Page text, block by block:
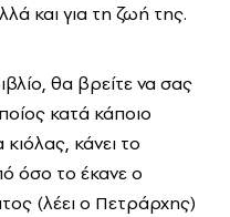
και για τη ζωή της.
θα βρείτε να σας
κατά κάποιο
κάνει το
όσο το έκανε ο
(λέει ο Πετράρχης)